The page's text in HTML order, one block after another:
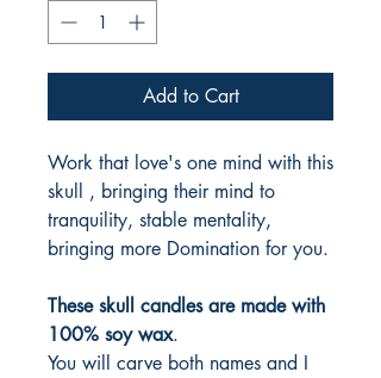
Add to Cart
Work that love's one mind with this
skull , bringing their mind to
tranquility, stable mentality,
bringing more Domination for you.
These skull candles are made with
100% soy wax.
You will carve both names and I